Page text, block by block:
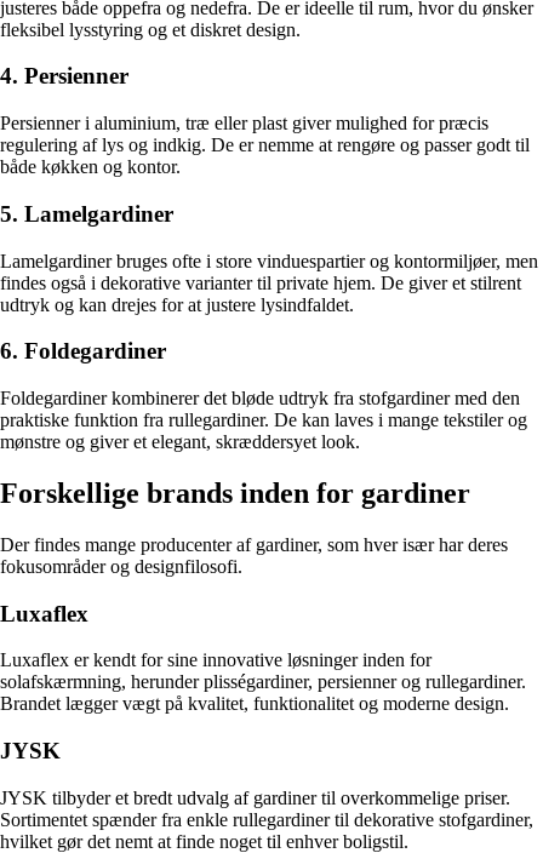
justeres både oppefra og nedefra. De er ideelle til rum, hvor du ønsker
fleksibel lysstyring og et diskret design.
4. Persienner
Persienner i aluminium, træ eller plast giver mulighed for præcis
regulering af lys og indkig. De er nemme at rengøre og passer godt til
både køkken og kontor.
5. Lamelgardiner
Lamelgardiner bruges ofte i store vinduespartier og kontormiljøer, men
findes også i dekorative varianter til private hjem. De giver et stilrent
udtryk og kan drejes for at justere lysindfaldet.
6. Foldegardiner
Foldegardiner kombinerer det bløde udtryk fra stofgardiner med den
praktiske funktion fra rullegardiner. De kan laves i mange tekstiler og
mønstre og giver et elegant, skræddersyet look.
Forskellige brands inden for gardiner
Der findes mange producenter af gardiner, som hver især har deres
fokusområder og designfilosofi.
Luxaflex
Luxaflex er kendt for sine innovative løsninger inden for
solafskærmning, herunder plisségardiner, persienner og rullegardiner.
Brandet lægger vægt på kvalitet, funktionalitet og moderne design.
JYSK
JYSK tilbyder et bredt udvalg af gardiner til overkommelige priser.
Sortimentet spænder fra enkle rullegardiner til dekorative stofgardiner,
hvilket gør det nemt at finde noget til enhver boligstil.